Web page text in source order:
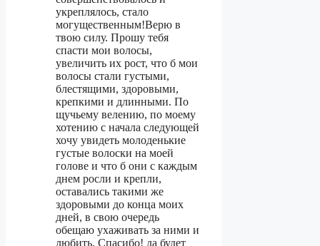
укреплялось, стало
могущественным!Верю в
твою силу. Прошу тебя
спасти мои волосы,
увеличить их рост, что б мои
волосы стали густыми,
блестящими, здоровыми,
крепкими и длинными. По
щучьему велению, по моему
хотению с начала следующей
хочу увидеть молоденькие
густые волоски на моей
голове и что б они с каждым
днем росли и крепли,
оставались такими же
здоровыми до конца моих
дней, в свою очередь
обещаю ухаживать за ними и
любить. Спасибо! да будет